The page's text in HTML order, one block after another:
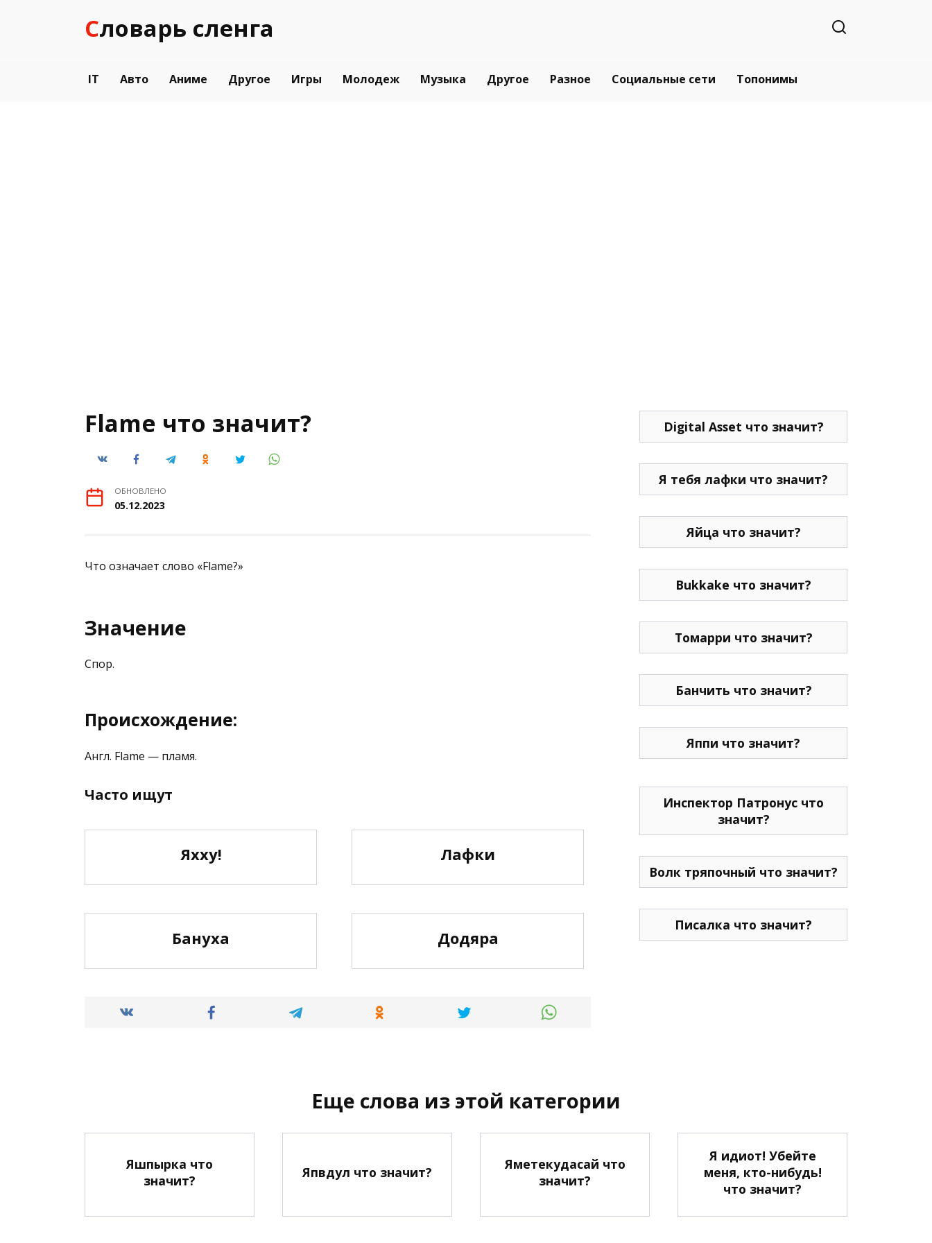
Словарь сленга
IT Авто Аниме Другое Игры Молодеж Музыка Другое Разное Социальные сети Топонимы
Flame что значит?
ОБНОВЛЕНО
05.12.2023
Что означает слово «Flame?»
Значение
Спор.
Происхождение:
Англ. Flame — пламя.
Часто ищут
Яхху! Лафки
Бануха Додяра
Digital Asset что значит?
Я тебя лафки что значит?
Яйца что значит?
Bukkake что значит?
Томарри что значит?
Банчить что значит?
Яппи что значит?
Инспектор Патронус что
значит?
Волк тряпочный что значит?
Писалка что значит?
Еще слова из этой категории
Яшпырка что
значит?
Япвдул что значит?
Яметекудасай что
значит?
Я идиот! Убейте
меня, кто-нибудь!
что значит?